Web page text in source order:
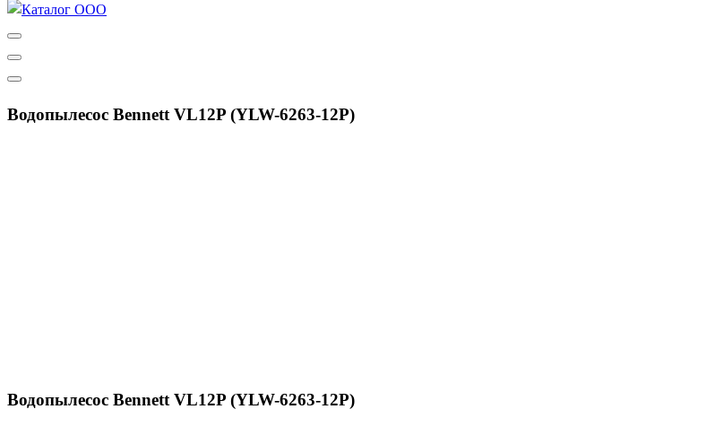
Водопылесос Bennett VL12P (YLW-6263-12P)
Водопылесос Bennett VL12P (YLW-6263-12P)